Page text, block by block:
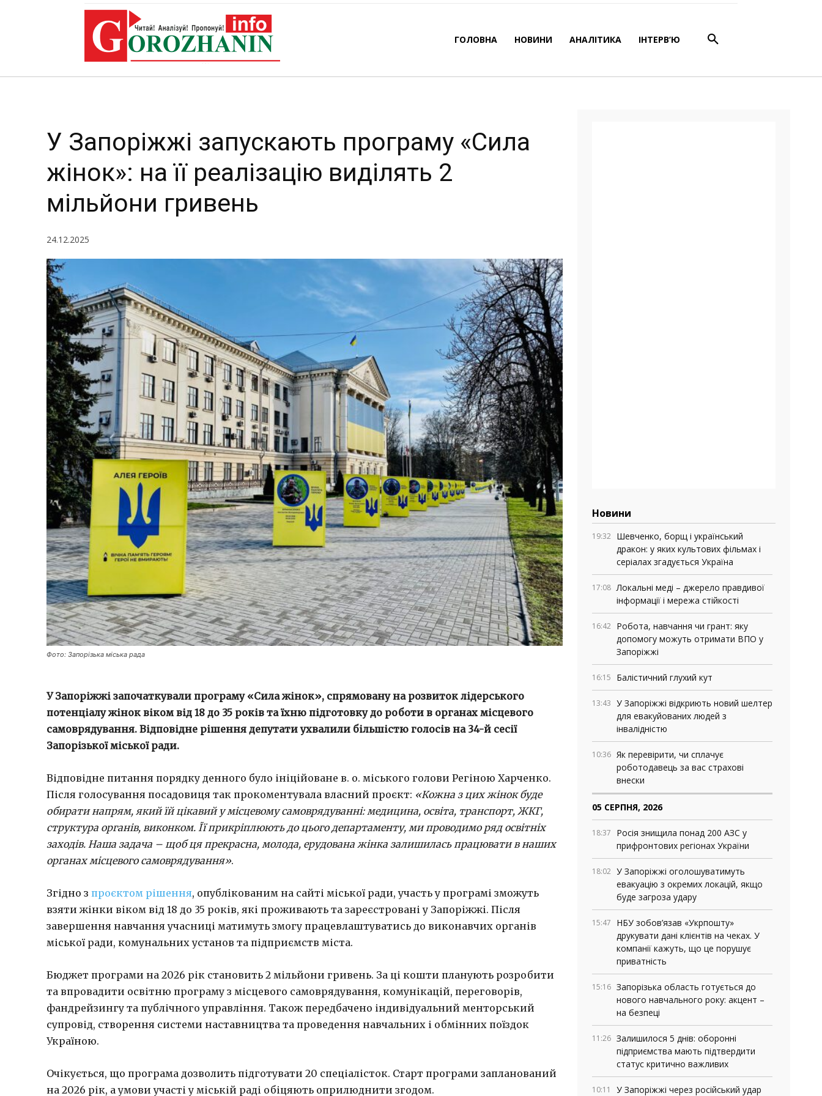
ГОЛОВНА НОВИНИ АНАЛІТИКА ІНТЕРВ’Ю
на її реалізацію виділять 2 мільйони гривень
У Запоріжжі запускають програму «Сила
жінок»: на її реалізацію виділять 2
мільйони гривень
24.12.2025
Фото: Запорізька міська рада
У Запоріжжі започаткували програму «Сила жінок», спрямовану на розвиток лідерського
потенціалу жінок віком від 18 до 35 років та їхню підготовку до роботи в органах місцевого
самоврядування. Відповідне рішення депутати ухвалили більшістю голосів на 34-й сесії
Запорізької міської ради.
Відповідне питання порядку денного було ініційоване в. о. міського голови Регіною Харченко.
Після голосування посадовиця так прокоментувала власний проєкт: «Кожна з цих жінок буде
обирати напрям, який їй цікавий у місцевому самоврядуванні: медицина, освіта, транспорт, ЖКГ,
структура органів, виконком. Її прикріплюють до цього департаменту, ми проводимо ряд освітніх
заходів. Наша задача – щоб ця прекрасна, молода, ерудована жінка залишилась працювати в наших
органах місцевого самоврядування».
Згідно з проєктом рішення, опублікованим на сайті міської ради, участь у програмі зможуть
взяти жінки віком від 18 до 35 років, які проживають та зареєстровані у Запоріжжі. Після
завершення навчання учасниці матимуть змогу працевлаштуватись до виконавчих органів
міської ради, комунальних установ та підприємств міста.
Бюджет програми на 2026 рік становить 2 мільйони гривень. За ці кошти планують розробити
та впровадити освітню програму з місцевого самоврядування, комунікацій, переговорів,
фандрейзингу та публічного управління. Також передбачено індивідуальний менторський
супровід, створення системи наставництва та проведення навчальних і обмінних поїздок
Україною.
Очікується, що програма дозволить підготувати 20 спеціалісток. Старт програми запланований
на 2026 рік, а умови участі у міській раді обіцяють оприлюднити згодом.
Новини
19:32 Шевченко, борщ і український
дракон: у яких культових фільмах і
серіалах згадується Україна
17:08 Локальні меді – джерело правдивої
інформації і мережа стійкості
16:42 Робота, навчання чи грант: яку
допомогу можуть отримати ВПО у
Запоріжжі
16:15 Балістичний глухий кут
13:43 У Запоріжжі відкриють новий шелтер
для евакуйованих людей з
інвалідністю
10:36 Як перевірити, чи сплачує
роботодавець за вас страхові
внески
05 СЕРПНЯ, 2026
18:37
Росія знищила понад 200 АЗС у
прифронтових регіонах України
18:02 У Запоріжжі оголошуватимуть
евакуацію з окремих локацій, якщо
буде загроза удару
15:47
НБУ зобов’язав «Укрпошту»
друкувати дані клієнтів на чеках. У
компанії кажуть, що це порушує
приватність
15:16 Запорізька область готується до
нового навчального року: акцент –
на безпеці
11:26 Залишилося 5 днів: оборонні
підприємства мають підтвердити
статус критично важливих
10:11
У Запоріжжі через російський удар